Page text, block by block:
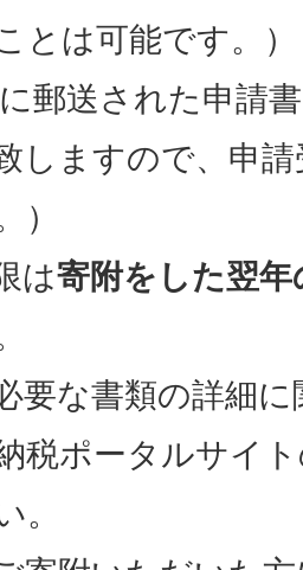
とは可能です。）
郵送された申請
しますので、申
）
は寄附をした翌
要な書類の詳細
税ポータルサイ
。